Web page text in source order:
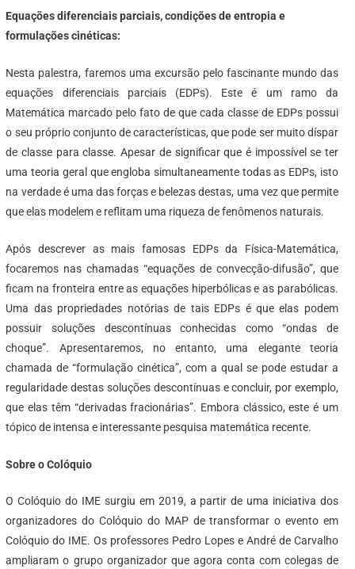
Equações diferenciais parciais, condições de entropia e
formulações cinéticas:
Nesta palestra, faremos uma excursão pelo fascinante mundo das
equações diferenciais parciais (EDPs). Este é um ramo da
Matemática marcado pelo fato de que cada classe de EDPs possui
o seu próprio conjunto de características, que pode ser muito díspar
de classe para classe. Apesar de significar que é impossível se ter
uma teoria geral que engloba simultaneamente todas as EDPs, isto
na verdade é uma das forças e belezas destas, uma vez que permite
que elas modelem e reflitam uma riqueza de fenômenos naturais.
Após descrever as mais famosas EDPs da Física-Matemática,
focaremos nas chamadas “equações de convecção-difusão”, que
ficam na fronteira entre as equações hiperbólicas e as parabólicas.
Uma das propriedades notórias de tais EDPs é que elas podem
possuir soluções descontínuas conhecidas como “ondas de
choque”. Apresentaremos, no entanto, uma elegante teoria
chamada de “formulação cinética”, com a qual se pode estudar a
regularidade destas soluções descontínuas e concluir, por exemplo,
que elas têm “derivadas fracionárias”. Embora clássico, este é um
tópico de intensa e interessante pesquisa matemática recente.
Sobre o Colóquio
O Colóquio do IME surgiu em 2019, a partir de uma iniciativa dos
organizadores do Colóquio do MAP de transformar o evento em
Colóquio do IME. Os professores Pedro Lopes e André de Carvalho
ampliaram o grupo organizador que agora conta com colegas de